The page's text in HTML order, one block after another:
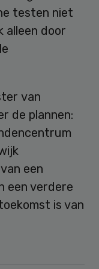
testen niet
alleen door
van
de plannen:
een
een verdere
is van